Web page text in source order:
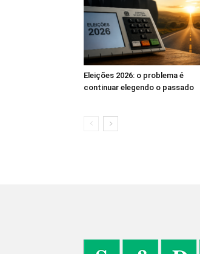
Eleições 2026: o problema é
continuar elegendo o passado